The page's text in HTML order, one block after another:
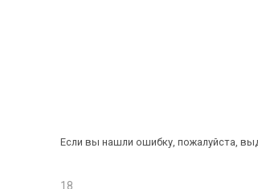
Если вы нашли ошибку, пожалуйста,
18